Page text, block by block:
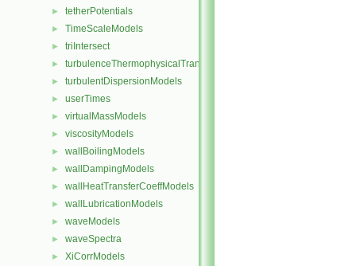
► tetherPotentials
► TimeScaleModels
► triIntersect
► turbulenceThermophysicalTransportModels
► turbulentDispersionModels
► userTimes
► virtualMassModels
► viscosityModels
► wallBoilingModels
► wallDampingModels
► wallHeatTransferCoeffModels
► wallLubricationModels
► waveModels
► waveSpectra
► XiCorrModels